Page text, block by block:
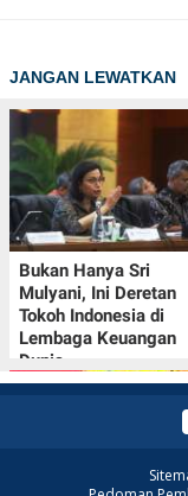
JANGAN LEWATKAN
Bukan Hanya Sri
Mulyani, Ini Deretan
Tokoh Indonesia di
Lembaga Keuangan
Dunia